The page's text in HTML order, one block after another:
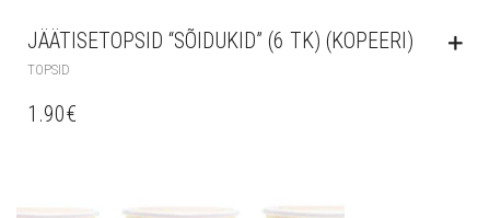
JÄÄTISETOPSID “SÕIDUKID” (6 TK) (KOPEERI)
TOPSID
1.90€